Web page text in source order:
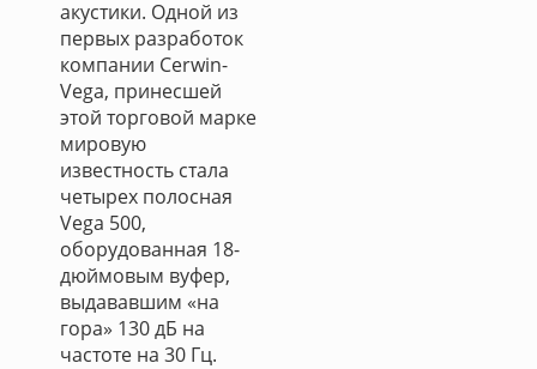
акустики. Одной из
первых разработок
компании Cerwin-
Vega, принесшей
этой торговой марке
мировую
известность стала
четырех полосная
Vega 500,
оборудованная 18-
дюймовым вуфер,
выдававшим «на
гора» 130 дБ на
частоте на 30 Гц.